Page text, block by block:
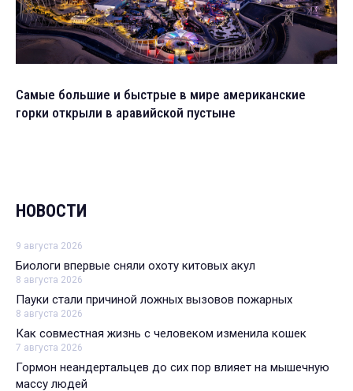
Самые большие и быстрые в мире американские
горки открыли в аравийской пустыне
НОВОСТИ
9 августа 2026
Биологи впервые сняли охоту китовых акул
8 августа 2026
Пауки стали причиной ложных вызовов пожарных
8 августа 2026
Как совместная жизнь с человеком изменила кошек
7 августа 2026
Гормон неандертальцев до сих пор влияет на мышечную
массу людей